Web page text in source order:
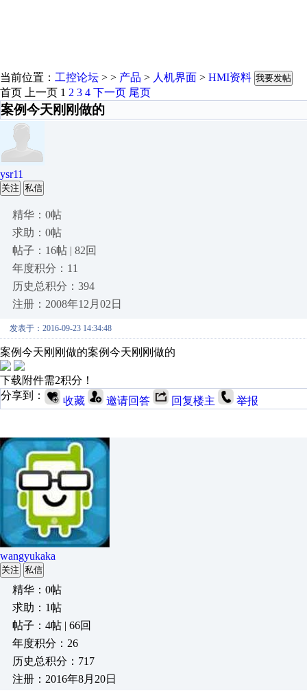
当前位置： 工控论坛 > > 产品 > 人机界面 > HMI资料 我要发帖
首页 上一页 1 2 3 4 下一页 尾页
案例今天刚刚做的
ysr11
关注 私信
精华：0帖
求助：0帖
帖子：16帖 | 82回
年度积分：11
历史总积分：394
注册：2008年12月02日
发表于：2016-09-23 14:34:48
案例今天刚刚做的案例今天刚刚做的
下载附件需2积分！
分享到：
收藏 邀请回答 回复楼主 举报
wangyukaka
关注 私信
精华：0帖
求助：1帖
帖子：4帖 | 66回
年度积分：26
历史总积分：717
注册：2016年8月20日